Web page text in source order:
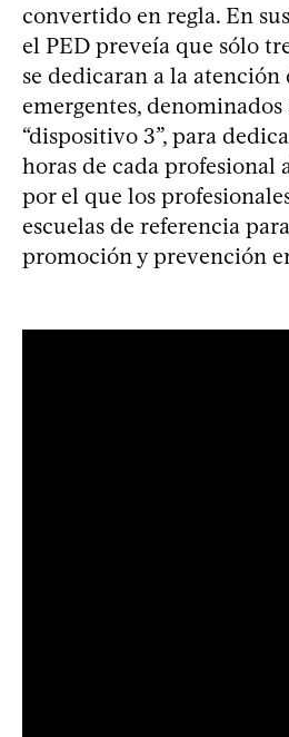
convertido en regla. En
el PED preveía que sólo
se dedicaran a la atención
emergentes,
“dispositivo 3”, para
horas de cada profesional
por el que los
escuelas de referencia
promoción y prevención